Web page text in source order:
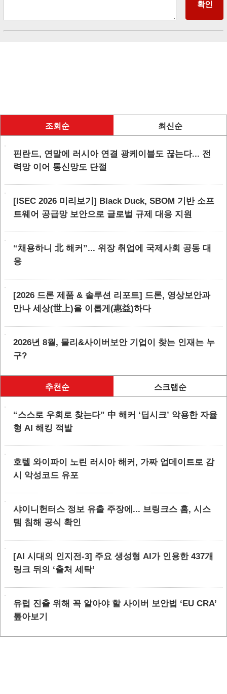
조회순 최신순
핀란드, 연말에 러시아 연결 광케이블도 끊는다... 전
력망 이어 통신망도 단절
[ISEC 2026 미리보기] Black Duck, SBOM 기반 소프
트웨어 공급망 보안으로 글로벌 규제 대응 지원
“채용하니 北 해커”... 위장 취업에 국제사회 공동 대
응
[2026 드론 제품 & 솔루션 리포트] 드론, 영상보안과
만나 세상(世上)을 이롭게(惠益)하다
2026년 8월, 물리&사이버보안 기업이 찾는 인재는 누
구?
추천순 스크랩순
“스스로 우회로 찾는다” 中 해커 ‘딥시크’ 악용한 자율
형 AI 해킹 적발
호텔 와이파이 노린 러시아 해커, 가짜 업데이트로 감
시 악성코드 유포
샤이니헌터스 정보 유출 주장에... 브링크스 홈, 시스
템 침해 공식 확인
[AI 시대의 인지전-3] 주요 생성형 AI가 인용한 437개
링크 뒤의 ‘출처 세탁’
유럽 진출 위해 꼭 알아야 할 사이버 보안법 ‘EU CRA’
톺아보기